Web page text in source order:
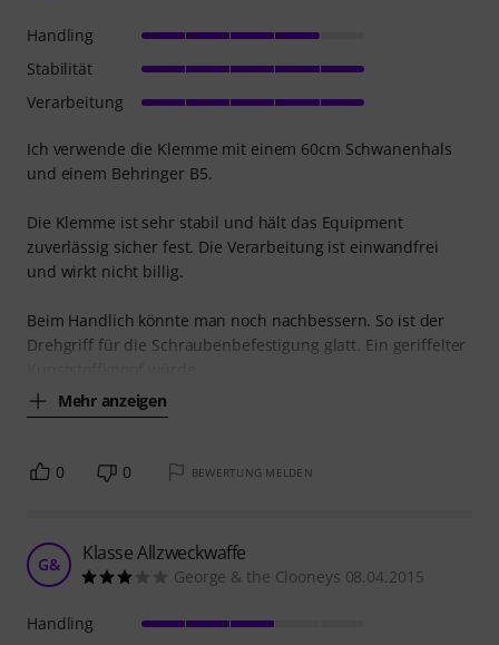
Ich verwende die Klemme mit einem 60cm Schwanenhals
und einem Behringer B5.
Die Klemme ist sehr stabil und hält das Equipment
zuverlässig sicher fest. Die Verarbeitung ist einwandfrei
und wirkt nicht billig.
Beim Handlich könnte man noch nachbessern. So ist der
Drehgriff für die Schraubenbefestigung glatt. Ein geriffelter
Mehr anzeigen
Handling
Stabilität
Verarbeitung
0 0 BEWERTUNG MELDEN
G& Klasse Allzweckwaffe
George & the Clooneys 08.04.2015
Handling